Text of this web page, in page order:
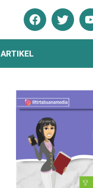
ARTIKEL